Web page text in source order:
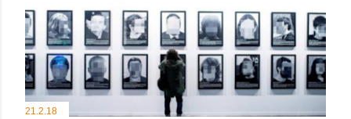
21.2.18